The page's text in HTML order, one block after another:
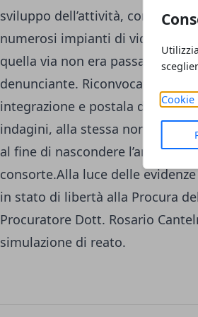
Cookie
sviluppo dell’attività, condotta
numerosi impianti di
quella via non era passato
denunciante. Riconvocata la
integrazione e postala di fronte
indagini, alla stessa non restava
al fine di nascondere
consorte.Alla luce delle
in stato di libertà alla Procura
Procuratore Dott. Rosario
simulazione di reato.